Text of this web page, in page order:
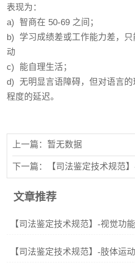
表现为：
a) 智商在 50-69 之间；
b) 学习成绩差或工作能力差，
动
c) 能自理生活；
d) 无明显言语障碍，但对语言的
程度的延迟。
上一篇：暂无数据
文章推荐